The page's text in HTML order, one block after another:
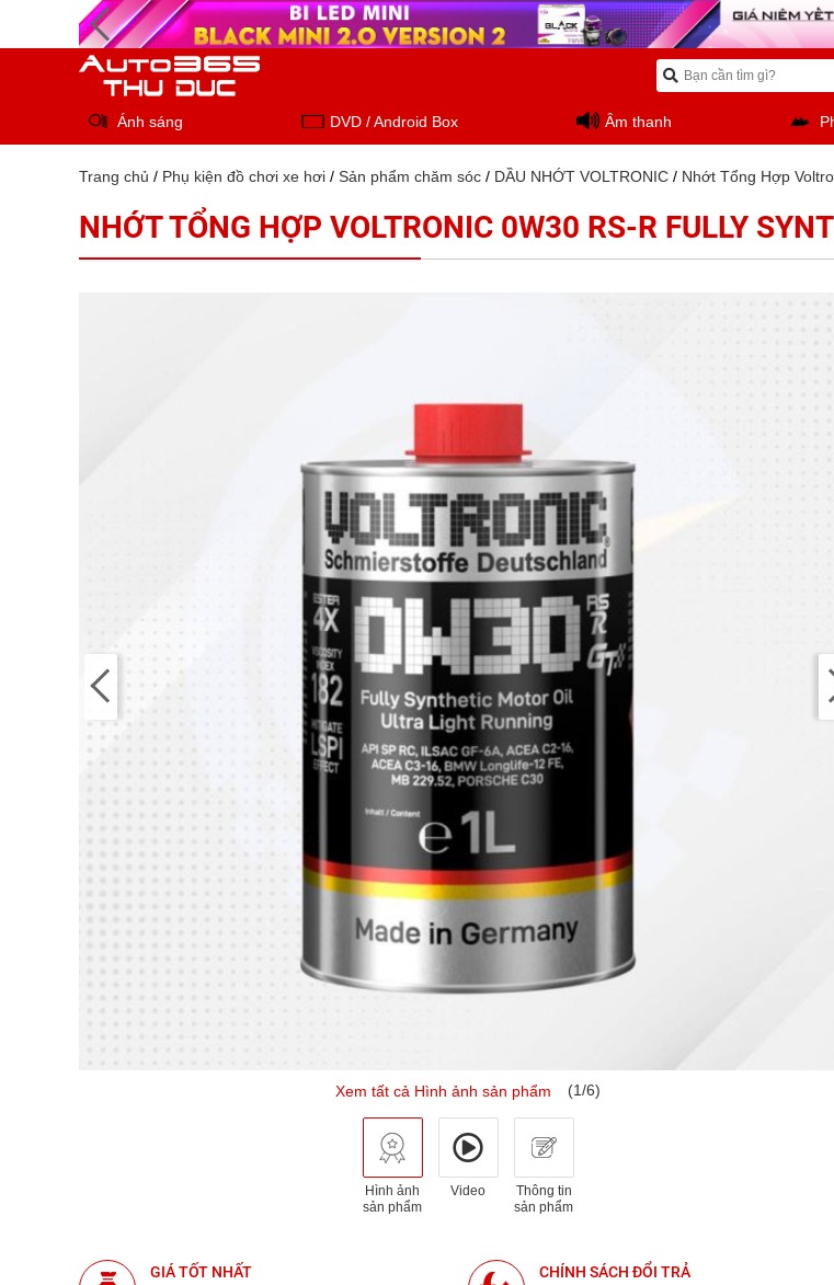
Ánh sáng DVD / Android Box Âm thanh
Trang chủ / Phụ kiện đồ chơi xe hơi / Sản phẩm chăm sóc / DẦU NHỚT VOLTRONIC / Nhớt Tổng Hợp
NHỚT TỔNG HỢP VOLTRONIC 0W30 RS-R FULLY
Xem tất cả Hình ảnh sản phẩm (1/6)
Hình ảnh
sản phẩm
Video
Thông tin
sản phẩm
GIÁ TỐT NHẤT CHÍNH SÁCH ĐỔI TRẢ